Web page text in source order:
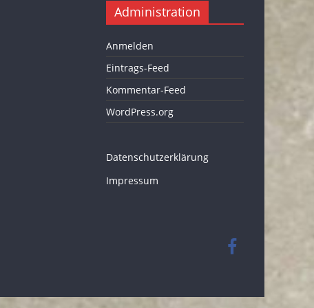
Administration
Anmelden
Eintrags-Feed
Kommentar-Feed
WordPress.org
Datenschutzerklärung
Impressum